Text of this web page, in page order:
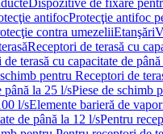
Dispozitive de fixare
antifocProtecţie antifoc
contra umezeliiEtanşări
Receptori de terasă cu
terasă cu capacitate de
pentru Receptori de
până la 25 l/sPiese de schimb
l/sElemente barieră de
de până la 12 l/sPentru